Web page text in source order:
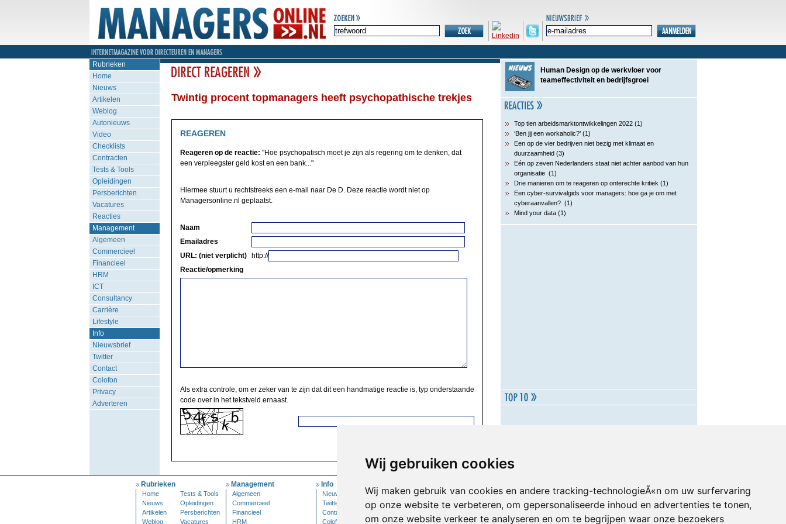
Wij gebruiken cookies
Wij maken gebruik van cookies en andere tracking-technologieÃ«n om uw surfervaring
op onze website te verbeteren, om gepersonaliseerde inhoud en advertenties te tonen,
om onze website verkeer te analyseren en om te begrijpen waar onze bezoekers
Rubrieken
Home
Nieuws
Artikelen
Weblog
Autonieuws
Video
Checklists
Contracten
Tests & Tools
Opleidingen
Persberichten
Vacatures
Reacties
Management
Algemeen
Commercieel
Financieel
HRM
ICT
Consultancy
Carrière
Lifestyle
Info
Nieuwsbrief
Twitter
Contact
Colofon
Privacy
Adverteren
Twintig procent topmanagers heeft psychopathische trekjes
REAGEREN
Reageren op de reactie: "Hoe psychopatisch moet je zijn als regering om te denken, dat
een verpleegster geld kost en een bank..."
Hiermee stuurt u rechtstreeks een e-mail naar De D. Deze reactie wordt niet op
Managersonline.nl geplaatst.
Naam
Emailadres
URL: (niet verplicht)
http://
Reactie/opmerking
Als extra controle, om er zeker van te zijn dat dit een handmatige reactie is, typ onderstaande
code over in het tekstveld ernaast.
Human Design op de werkvloer voor
teameffectiviteit en bedrijfsgroei
Top tien arbeidsmarktontwikkelingen 2022 (1)
‘Ben jij een workaholic?’ (1)
Een op de vier bedrijven niet bezig met klimaat en
duurzaamheid (3)
Eén op zeven Nederlanders staat niet achter aanbod van hun
organisatie (1)
Drie manieren om te reageren op onterechte kritiek (1)
Een cyber-survivalgids voor managers: hoe ga je om met
cyberaanvallen? (1)
Mind your data (1)
Rubrieken
Home
Tests & Tools
Nieuws
Opleidingen
Artikelen
Persberichten
Weblog
Vacatures
Management
Algemeen
Commercieel
Financieel
HRM
Info
Nieuwsbrief
Twitter
Contact
Colofon
Inloggen